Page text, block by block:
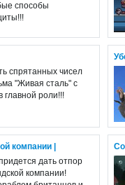
способы
спрятанных чисел
"Живая сталь" с
роли!!!
компании |
дать отпор
компании!